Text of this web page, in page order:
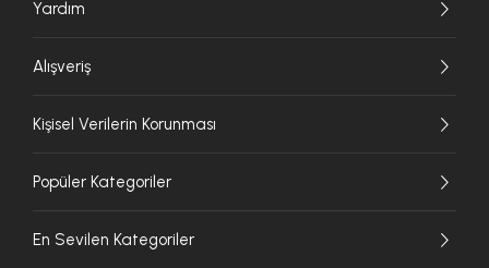
Yardım
Alışveriş
Kişisel Verilerin Korunması
Popüler Kategoriler
En Sevilen Kategoriler